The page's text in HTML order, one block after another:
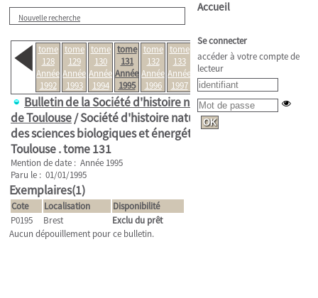
Nouvelle recherche
tome
128
Année
1992
tome
129
Année
1993
tome
130
Année
1994
tome
131
Année
1995
tome
132
Année
1996
tome
133
Année
1997
tome
134
Année
1998
Bulletin de la Société d'histoire naturelle
de Toulouse/ Société d'histoire naturelle et
des sciences biologiques et énergétiques de
Toulouse .tome 131
Mention de date : Année 1995
Paru le : 01/01/1995
Exemplaires(1)
Cote Localisation
Disponibilité
P0195
Brest
Exclu du prêt
Aucun dépouillement pour ce bulletin.
Accueil
Se connecter
accéder à votre compte de
lecteur